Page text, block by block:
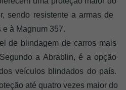
sendo resistente a armas de
à Magnum 357.
de blindagem de carros mais
a Abrablin, é a opção
veículos blindados do país.
até quatro vezes maior do